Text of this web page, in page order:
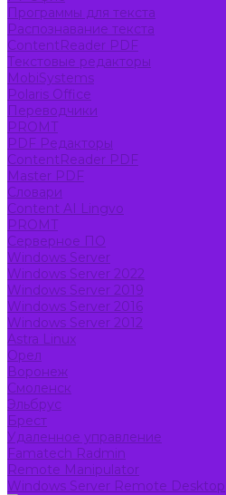
Программы для текста
Распознавание текста
ContentReader PDF
Текстовые редакторы
MobiSystems
Polaris Office
Переводчики
PROMT
PDF Редакторы
ContentReader PDF
Master PDF
Словари
Content AI Lingvo
PROMT
Серверное ПО
Windows Server
Windows Server 2022
Windows Server 2019
Windows Server 2016
Windows Server 2012
Astra Linux
Орел
Воронеж
Смоленск
Эльбрус
Брест
Удаленное управление
Famatech Radmin
Remote Manipulator
Windows Server Remote Desktop